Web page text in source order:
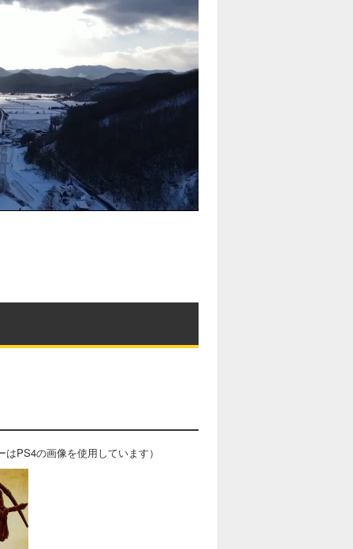
PS4の画像を使用しています）